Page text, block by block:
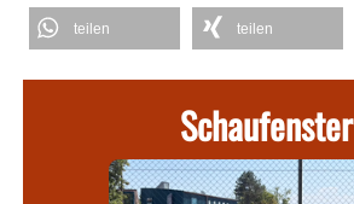
teilen teilen
Schaufenster